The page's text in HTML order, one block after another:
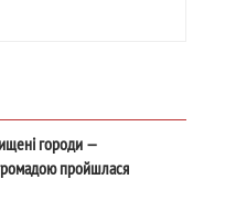
городи —
пройшлася